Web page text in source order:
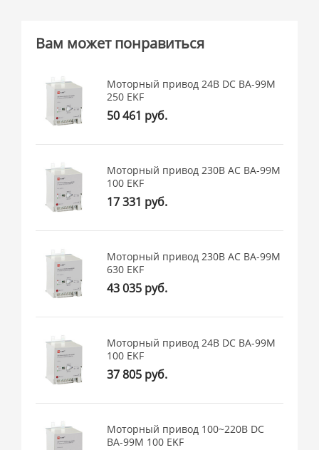
Вам может понравиться
Моторный привод 24В DC ВА-99M
250 EKF
50 461 руб.
Моторный привод 230B АС ВА-99M
100 EKF
17 331 руб.
Моторный привод 230B АС ВА-99M
630 EKF
43 035 руб.
Моторный привод 24В DC ВА-99M
100 EKF
37 805 руб.
Моторный привод 100~220В DC
ВА-99M 100 EKF